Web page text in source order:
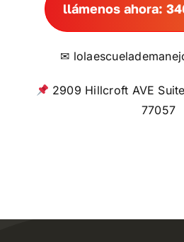
llámenos ahora:
✉
2909 Hillcroft AVE
77057